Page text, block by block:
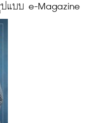
ปแบบ e-Magazine